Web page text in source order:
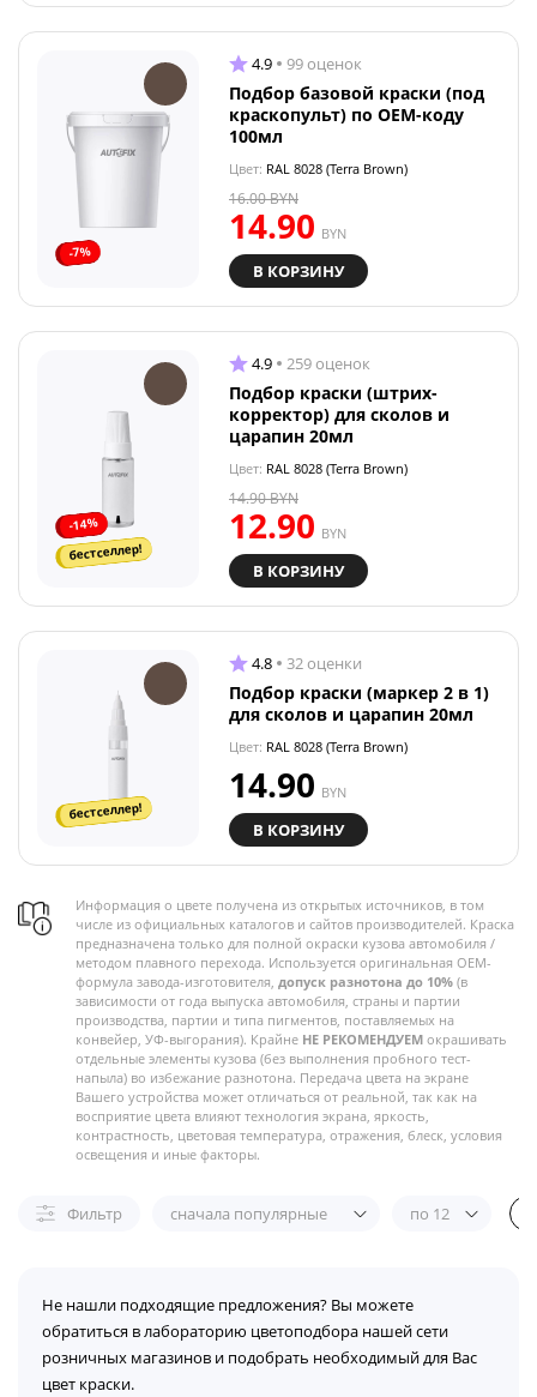
-7%
4.9 99 оценок
Подбор базовой краски (под
краскопульт) по OEM-коду
100мл
Цвет: RAL 8028 (Terra Brown)
14.90 BYN
16.00BYN
В КОРЗИНУ
-14%
бестселлер!
4.9 259 оценок
Подбор краски (штрих-
корректор) для сколов и
царапин 20мл
Цвет: RAL 8028 (Terra Brown)
12.90 BYN
14.90BYN
В КОРЗИНУ
бестселлер!
4.8 32 оценки
Подбор краски (маркер 2 в 1)
для сколов и царапин 20мл
Цвет: RAL 8028 (Terra Brown)
14.90 BYN
В КОРЗИНУ
Информация о цвете получена из открытых источников, в том
числе из официальных каталогов и сайтов производителей. Краска
предназначена только для полной окраски кузова автомобиля /
методом плавного перехода. Используется оригинальная OEM-
формула завода-изготовителя, допуск разнотона до 10% (в
зависимости от года выпуска автомобиля, страны и партии
производства, партии и типа пигментов, поставляемых на
конвейер, УФ-выгорания). Крайне НЕ РЕКОМЕНДУЕМ окрашивать
отдельные элементы кузова (без выполнения пробного тест-
напыла) во избежание разнотона. Передача цвета на экране
Вашего устройства может отличаться от реальной, так как на
восприятие цвета влияют технология экрана, яркость,
контрастность, цветовая температура, отражения, блеск, условия
освещения и иные факторы.
Фильтр сначала популярные по 12
Не нашли подходящие предложения? Вы можете
обратиться в лабораторию цветоподбора нашей сети
розничных магазинов и подобрать необходимый для Вас
цвет краски.